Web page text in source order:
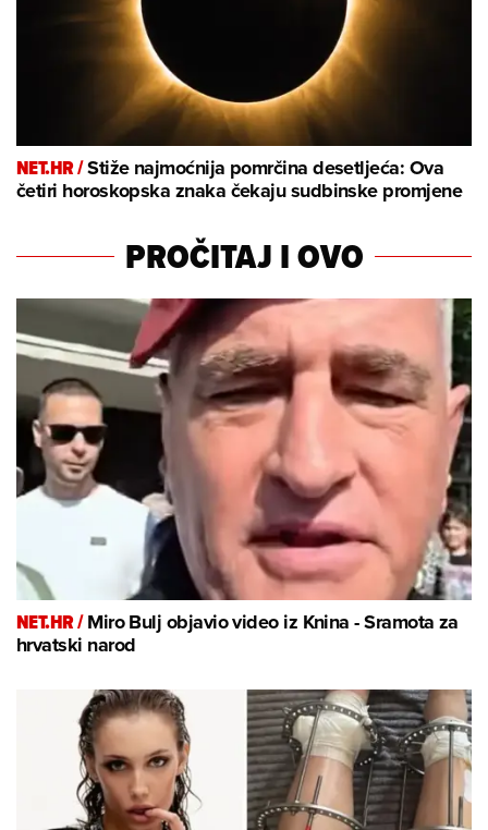
NET.HR /Stiže najmoćnija pomrčina desetljeća: Ova
četiri horoskopska znaka čekaju sudbinske promjene
PROČITAJ I OVO
NET.HR /Miro Bulj objavio video iz Knina - Sramota za
hrvatski narod